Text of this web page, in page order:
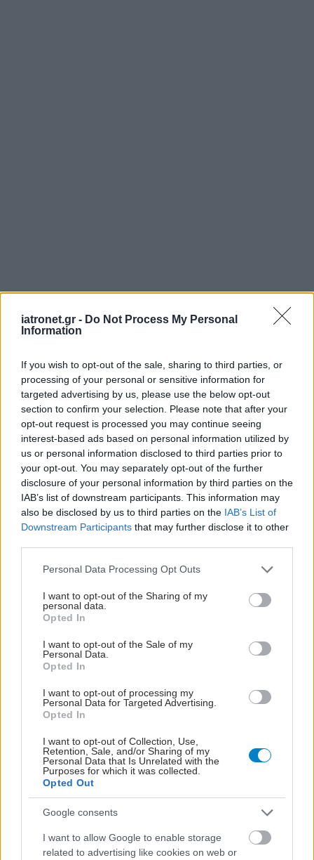
iatronet.gr - Do Not Process My Personal
Information
If you wish to opt-out of the sale, sharing to third parties, or
processing of your personal or sensitive information for
targeted advertising by us, please use the below opt-out
section to confirm your selection. Please note that after your
opt-out request is processed you may continue seeing
interest-based ads based on personal information utilized by
us or personal information disclosed to third parties prior to
your opt-out. You may separately opt-out of the further
disclosure of your personal information by third parties on the
IAB’s list of downstream participants. This information may
also be disclosed by us to third parties on the IAB’s List of
Downstream Participants that may further disclose it to other
Please note that this website/app uses one or more Google
not limited to your visit or usage behaviour. You may click to
grant or deny consent to Google and its third-party tags to
use your data for below specified purposes in below Google
consent section.
Personal Data Processing Opt Outs
I want to opt-out of the Sharing of my
personal data.
Opted In
I want to opt-out of the Sale of my
Personal Data.
Opted In
I want to opt-out of processing my
Personal Data for Targeted Advertising.
Opted In
I want to opt-out of Collection, Use,
Retention, Sale, and/or Sharing of my
Personal Data that Is Unrelated with the
Purposes for which it was collected.
Opted Out
Google consents
I want to allow Google to enable storage
related to advertising like cookies on web or